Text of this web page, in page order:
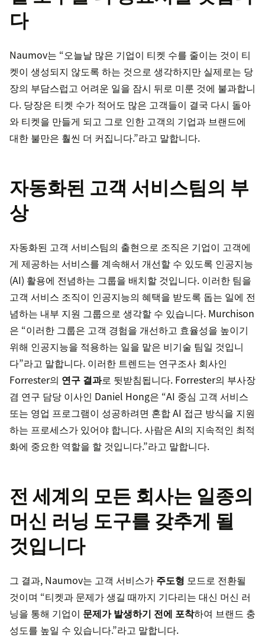
다
Naumov는 “오늘날 많은 기업이 티켓 수를 줄이는 것이 티
켓이 생성되지 않도록 하는 것으로 생각하지만 실제로는 당
장의 부담스럽고 어려운 일을 잠시 뒤로 미룬 것에 불과합니
다. 당장은 티켓 수가 적어도 많은 고객들이 결국 다시 돌아
와 티켓을 만들게 되고 그로 인한 고객의 기업과 브랜드에
대한 불만은 훨씬 더 커집니다.”라고 말합니다.
자동화된 고객 서비스팀의 부
상
자동화된 고객 서비스팀의 출현으로 조직은 기업이 고객에
게 제공하는 서비스를 계속해서 개선할 수 있도록 인공지능
(AI) 활용에 전념하는 그룹을 배치할 것입니다. 이러한 팀을
고객 서비스 조직이 인공지능의 혜택을 받도록 돕는 일에 전
념하는 내부 지원 그룹으로 생각할 수 있습니다. Murchison
은 “이러한 그룹은 고객 경험을 개선하고 효율성을 높이기
위해 인공지능을 적용하는 일을 맡은 비기술 팀일 것입니
다”라고 말합니다. 이러한 트렌드는 연구조사 회사인
Forrester의 연구 결과로 뒷받침됩니다. Forrester의 부사장
겸 연구 담당 이사인 Daniel Hong은 “AI 중심 고객 서비스
또는 영업 프로그램이 성공하려면 혼합 AI 접근 방식을 지원
하는 프로세스가 있어야 합니다. 사람은 AI의 지속적인 최적
화에 중요한 역할을 할 것입니다.”라고 말합니다.
전 세계의 모든 회사는 일종의
머신 러닝 도구를 갖추게 될
것입니다
그 결과, Naumov는 고객 서비스가 주도형 모드로 전환될
것이며 “티켓과 문제가 생길 때까지 기다리는 대신 머신 러
닝을 통해 기업이 문제가 발생하기 전에 포착하여 브랜드 충
성도를 높일 수 있습니다.”라고 말합니다.